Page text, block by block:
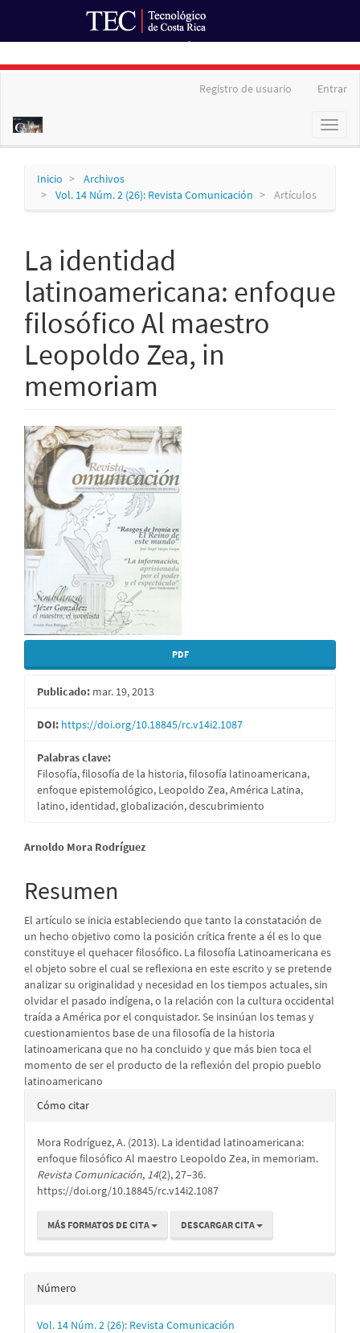
principal
Registro de usuario Entrar
Toggle
Inicio
Archivos
Vol. 14 Núm. 2 (26): Revista Comunicación
Artículos
La identidad
latinoamericana: enfoque
filosófico Al maestro
Leopoldo Zea, in
memoriam
Barra
lateral
del
artículo
PDF
Publicado: mar. 19, 2013
DOI: https://doi.org/10.18845/rc.v14i2.1087
Palabras clave:
Filosofía, filosofía de la historia, filosofía latinoamericana,
enfoque epistemológico, Leopoldo Zea, América Latina,
latino, identidad, globalización, descubrimiento
Contenido
principal
del
artículo
Arnoldo Mora Rodríguez
Resumen
El artículo se inicia estableciendo que tanto la constatación de
un hecho objetivo como la posición crítica frente a él es lo que
constituye el quehacer filosófico. La filosofía Latinoamericana es
el objeto sobre el cual se reflexiona en este escrito y se pretende
analizar su originalidad y necesidad en los tiempos actuales, sin
olvidar el pasado indígena, o la relación con la cultura occidental
traída a América por el conquistador. Se insinúan los temas y
cuestionamientos base de una filosofía de la historia
latinoamericana que no ha concluido y que más bien toca el
momento de ser el producto de la reflexión del propio pueblo
latinoamericano
Detalles
artículo
Cómo citar
Mora Rodríguez, A. (2013). La identidad latinoamericana:
enfoque filosófico Al maestro Leopoldo Zea, in memoriam.
Revista Comunicación, 14(2), 27–36.
https://doi.org/10.18845/rc.v14i2.1087
MÁS FORMATOS DE CITA DESCARGAR CITA
Número
Vol. 14 Núm. 2 (26): Revista Comunicación